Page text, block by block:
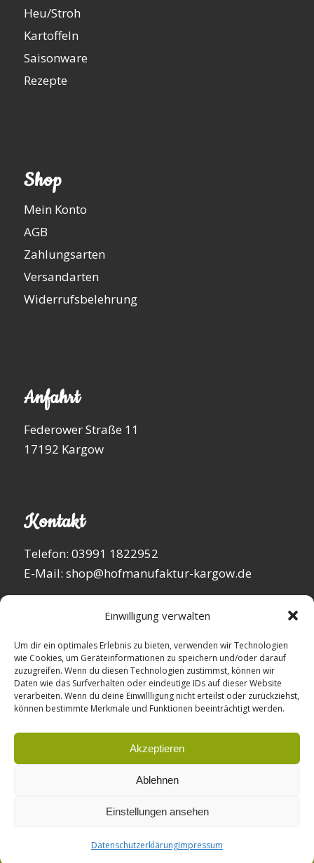
Einwilligung verwalten
Um dir ein optimales Erlebnis zu bieten, verwenden wir Technologien
wie Cookies, um Geräteinformationen zu speichern und/oder darauf
zuzugreifen. Wenn du diesen Technologien zustimmst, können wir
Daten wie das Surfverhalten oder eindeutige IDs auf dieser Website
verarbeiten. Wenn du deine Einwillligung nicht erteilst oder zurückziehst,
können bestimmte Merkmale und Funktionen beeinträchtigt werden.
Akzeptieren
Ablehnen
Einstellungen ansehen
DatenschutzerklärungImpressum
Heu/Stroh
Kartoffeln
Saisonware
Rezepte
Shop
Mein Konto
AGB
Zahlungsarten
Versandarten
Widerrufsbelehrung
Anfahrt
Federower Straße 11
17192 Kargow
Kontakt
Telefon: 03991 1822952
E-Mail: shop@hofmanufaktur-kargow.de
Hofmanufaktur Kargow
Impressum